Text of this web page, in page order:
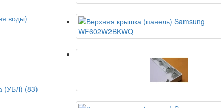
воды)
(УБЛ) (83)